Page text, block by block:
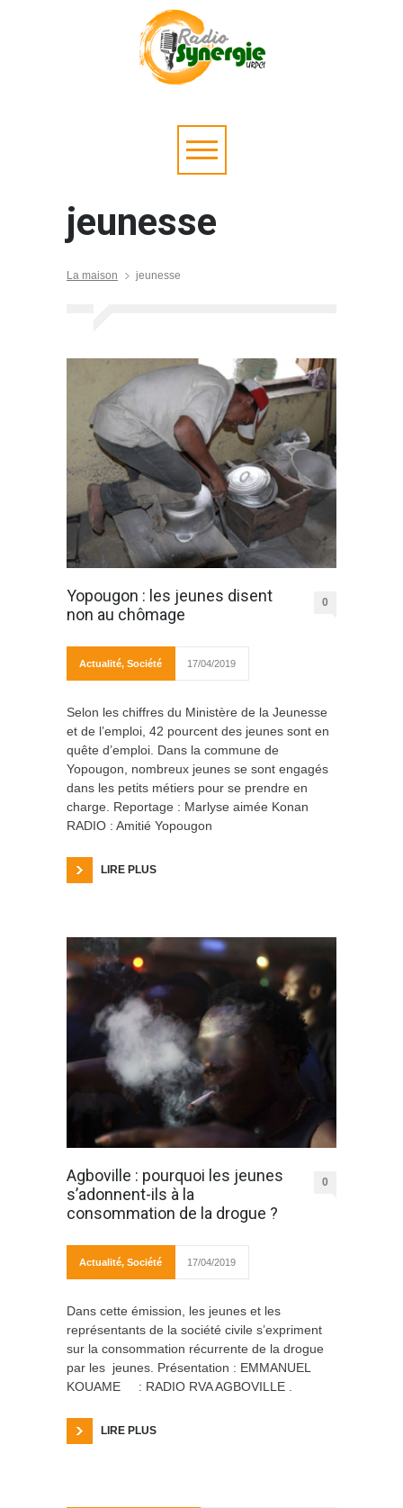
jeunesse
La maison jeunesse
Yopougon : les jeunes disent
non au chômage
0
Actualité, Société 17/04/2019
Selon les chiffres du Ministère de la Jeunesse
et de l’emploi, 42 pourcent des jeunes sont en
quête d’emploi. Dans la commune de
Yopougon, nombreux jeunes se sont engagés
dans les petits métiers pour se prendre en
charge. Reportage : Marlyse aimée Konan
RADIO : Amitié Yopougon
LIRE PLUS
Agboville : pourquoi les jeunes
s’adonnent-ils à la
consommation de la drogue ?
0
Actualité, Société 17/04/2019
Dans cette émission, les jeunes et les
représentants de la société civile s’expriment
sur la consommation récurrente de la drogue
par les jeunes. Présentation : EMMANUEL
KOUAME : RADIO RVA AGBOVILLE .
LIRE PLUS